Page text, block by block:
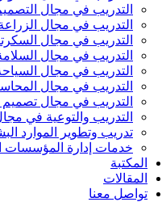
التدريب في مجال
التدريب في مجال
التدريب في مجال
التدريب في مجال
التدريب في مجال
التدريب في مجال
التدريب في مجال تصميم
التدريب والتوعية في
تدريب وتطوير الموارد
خدمات إدارة المؤسسات
المكتبة
المقالات
تواصل معنا